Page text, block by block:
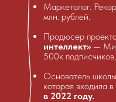
Маркетолог.
млн. рублей.
Продюсер
интеллект» —
500к
Основатель
которая входила в
в 2022 году.